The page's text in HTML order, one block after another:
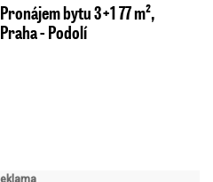
Pronájem bytu 3+1 77 m²,
Praha - Podolí